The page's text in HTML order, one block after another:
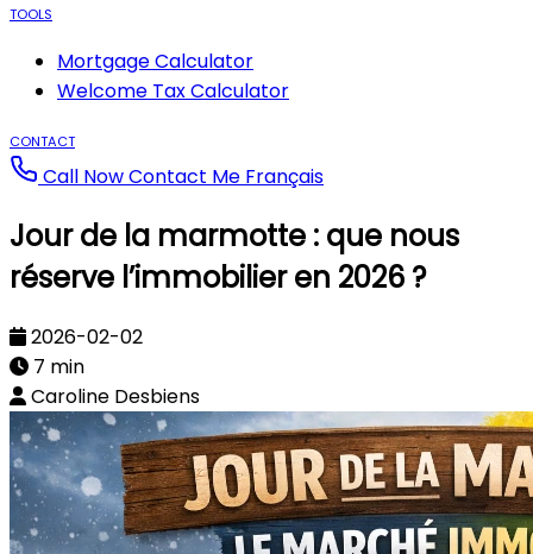
TOOLS
Mortgage Calculator
Welcome Tax Calculator
CONTACT
Call NowContact Me Français
Jour de la marmotte : que nous
réserve l’immobilier en 2026 ?
2026-02-02
7 min
Caroline Desbiens